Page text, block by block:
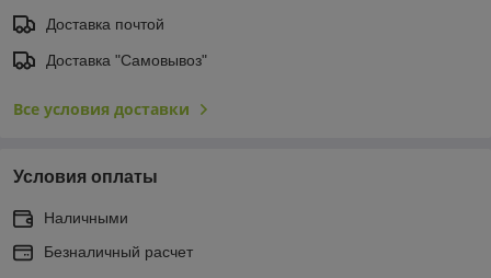
Доставка почтой
Доставка "Самовывоз"
Все условия доставки
Условия оплаты
Наличными
Безналичный расчет